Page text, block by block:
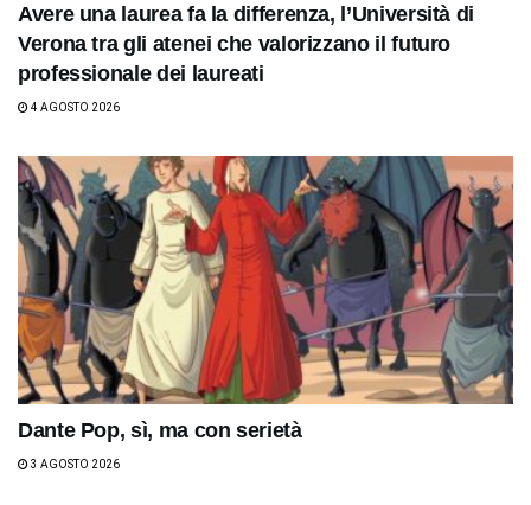
Avere una laurea fa la differenza, l’Università di
Verona tra gli atenei che valorizzano il futuro
professionale dei laureati
4 AGOSTO 2026
Dante Pop, sì, ma con serietà
3 AGOSTO 2026